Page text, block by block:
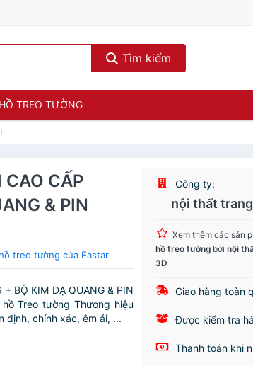
Tìm kiếm
TREO TƯỜNG
CAO CẤP
& PIN
treo tường của Eastar
+ BỘ KIM DẠ QUANG & PIN
Treo tường Thương hiệu
định, chính xác, êm ái, ...
Công ty:
nội thất
Xem thêm các sản
hồ treo tường bởinội
3D
Giao hàng toàn
Được kiểm tra
Thanh toán khi